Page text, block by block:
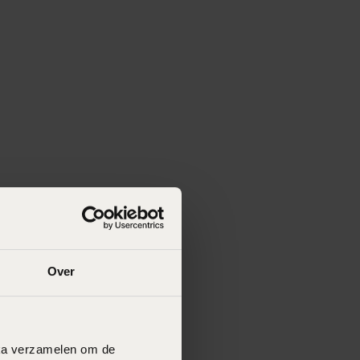
Over
verzamelen om de